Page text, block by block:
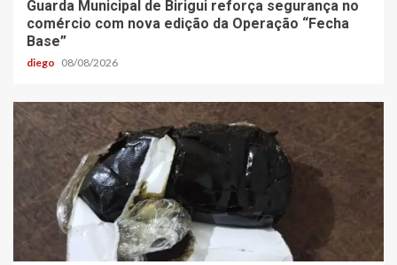
Guarda Municipal de Birigui reforça segurança no
comércio com nova edição da Operação “Fecha
Base”
diego 08/08/2026